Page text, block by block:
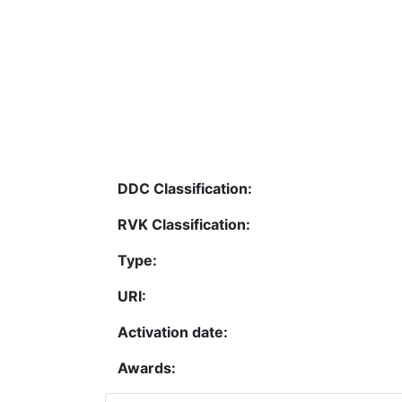
DDC Classification:
RVK Classification:
Type:
URI:
Activation date:
Awards: